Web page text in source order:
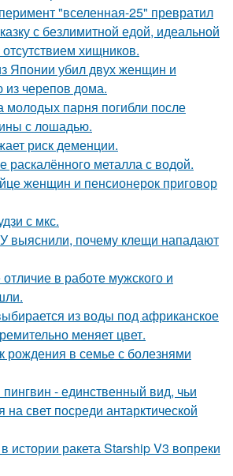
"вселенная-25" превратил
с безлимитной едой, идеальной
хищников.
Японии убил двух женщин и
из черепов дома.
парня погибли после
с лошадью.
риск деменции.
раскалённого металла с водой.
женщин и пенсионерок приговор
с мкс.
выяснили, почему клещи нападают
в работе мужского и
из воды под африканское
меняет цвет.
рождения в семье с болезнями
- единственный вид, чьи
свет посреди антарктической
ракета Starship V3 вопреки